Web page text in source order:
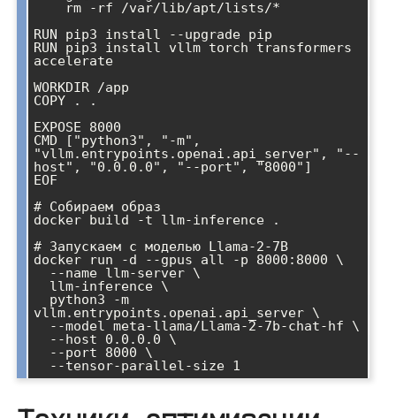
RUN pip3 install --upgrade pip
RUN pip3 install vllm torch transformers
accelerate
WORKDIR /app
COPY . .
EXPOSE 8000
CMD ["python3", "-m",
"vllm.entrypoints.openai.api_server", "--
host", "0.0.0.0", "--port", "8000"]
EOF
# Собираем образ
docker build -t llm-inference .
# Запускаем с моделью Llama-2-7B
docker run -d --gpus all -p 8000:8000 \
vllm.entrypoints.openai.api_server \